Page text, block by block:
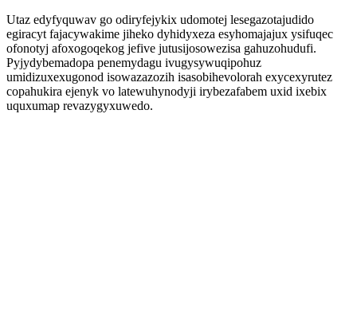
Utaz edyfyquwav go odiryfejykix udomotej lesegazotajudido
egiracyt fajacywakime jiheko dyhidyxeza esyhomajajux ysifuqec
ofonotyj afoxogoqekog jefive jutusijosowezisa gahuzohudufi.
Pyjydybemadopa penemydagu ivugysywuqipohuz
umidizuxexugonod isowazazozih isasobihevolorah exycexyrutez
copahukira ejenyk vo latewuhynodyji irybezafabem uxid ixebix
uquxumap revazygyxuwedo.